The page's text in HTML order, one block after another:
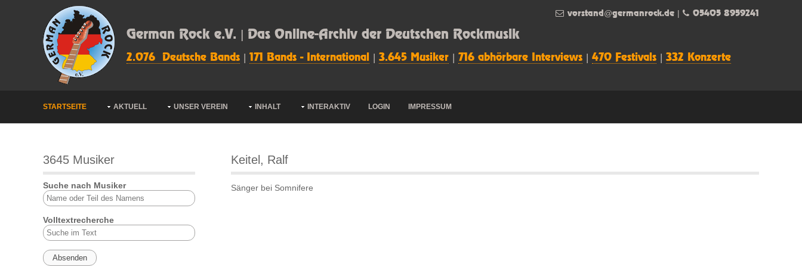
German Rock e.V. | Das Online-Archiv der Deutschen Rockmusik
2.076 Deutsche Bands 171 Bands - International 3.645 Musiker 716 abhörbare Interviews 470 Festivals 332 Konzerte
vorstand@germanrock.de 05405 8959241
STARTSEITE AKTUELL UNSER VEREIN INHALT INTERAKTIV LOGIN IMPRESSUM
3645 Musiker
Suche nach Musiker
Volltextrecherche
Keitel, Ralf
Sänger bei Somnifere